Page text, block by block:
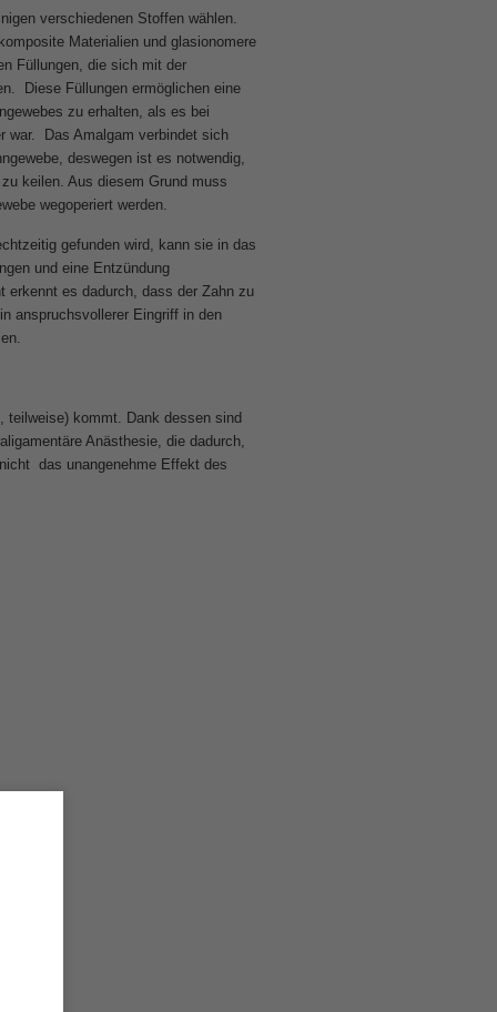
verschiedenen Stoffen wählen.
Materialien und glasionomere
Füllungen, die sich mit der
Diese Füllungen ermöglichen eine
zu erhalten, als es bei
war. Das Amalgam verbindet sich
deswegen ist es notwendig,
keilen. Aus diesem Grund muss
wegoperiert werden.
gefunden wird, kann sie in das
und eine Entzündung
erkennt es dadurch, dass der Zahn zu
anspruchsvollerer Eingriff in den
teilweise) kommt. Dank dessen sind
Anästhesie, die dadurch,
das unangenehme Effekt des